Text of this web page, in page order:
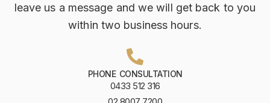
leave us a message and we will get back to you
within two business hours.
PHONE CONSULTATION
0433 512 316